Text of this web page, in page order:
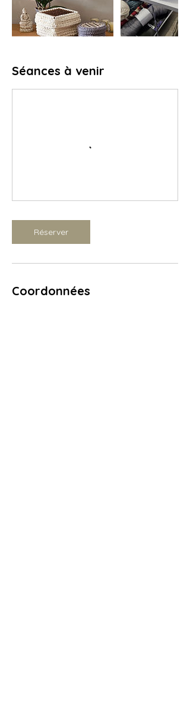
Séances à venir
Réserver
Coordonnées